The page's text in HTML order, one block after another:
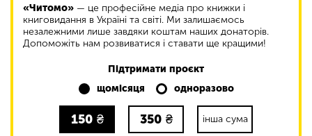
«Читомо» — це професійне медіа про книжки і
книговидання в Україні та світі. Ми залишаємось
незалежними лише завдяки коштам наших донаторів.
Допоможіть нам розвиватися і ставати ще кращими!
Підтримати проєкт
щомісяця
одноразово
150 ₴ 350 ₴ інша сума